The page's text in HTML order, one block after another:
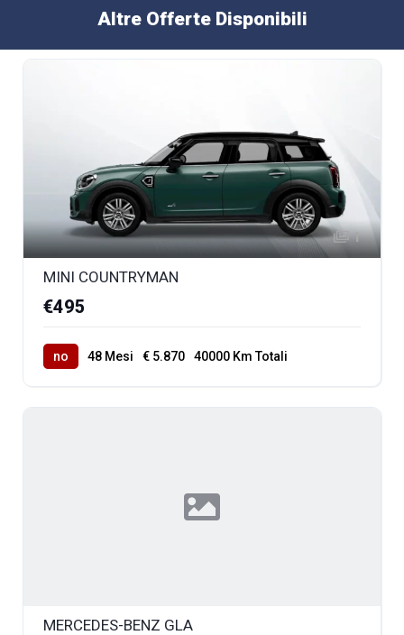
Altre Offerte Disponibili
1
MINI COUNTRYMAN
€495
no 48 Mesi € 5.870 40000 Km Totali
MERCEDES-BENZ GLA